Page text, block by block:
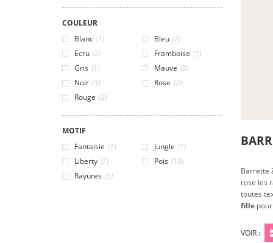
COULEUR
Blanc (1) Bleu (7)
Ecru (2) Framboise (1)
Gris (1) Mauve (3)
Noir (3) Rose (2)
Rouge (2)
MOTIF
Fantaisie (1) Jungle (1)
Liberty (7) Pois (10)
Rayures (3)
Barrette
rose les
toutes
fille
VOIR :